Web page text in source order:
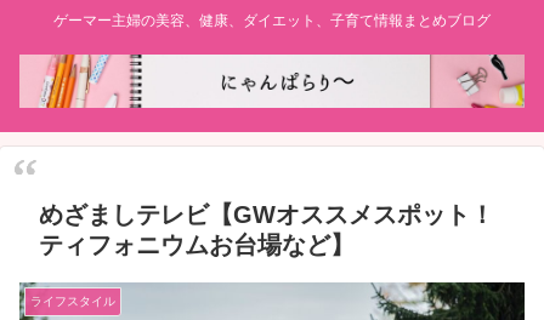
ゲーマー主婦の美容、健康、ダイエット、子育て情報まとめブログ
めざましテレビ【GWオススメスポット！
ティフォニウムお台場など】
ライフスタイル